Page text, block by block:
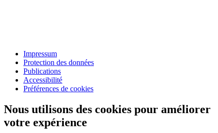
Impressum
Protection des données
Publications
Accessibilité
Préférences de cookies
Nous utilisons des cookies pour améliorer
votre expérience